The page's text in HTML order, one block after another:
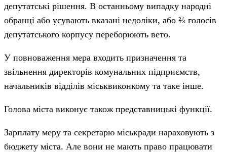
депутатські рішення. В останньому випадку народні
обранці або усувають вказані недоліки, або ⅔ голосів
депутатського корпусу переборюють вето.
У повноваження мера входить призначення та
звільнення директорів комунальних підприємств,
начальників відділів міськвиконкому та таке інше.
Голова міста виконує також представницькі функції.
Зарплату меру та секретарю міськради нараховують з
бюджету міста. Але вони не мають право працювати